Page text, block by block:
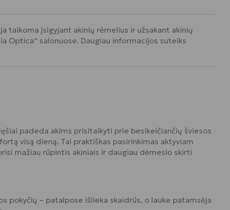
taikoma įsigyjant akinių rėmelius ir užsakant akinių
Optica“ salonuose. Daugiau informacijos suteiks
padeda akims prisitaikyti prie besikeičiančių šviesos
visą dieną. Tai praktiškas pasirinkimas aktyviam
mažiau rūpintis akiniais ir daugiau dėmesio skirti
pokyčių – patalpose išlieka skaidrūs, o lauke patamsėja